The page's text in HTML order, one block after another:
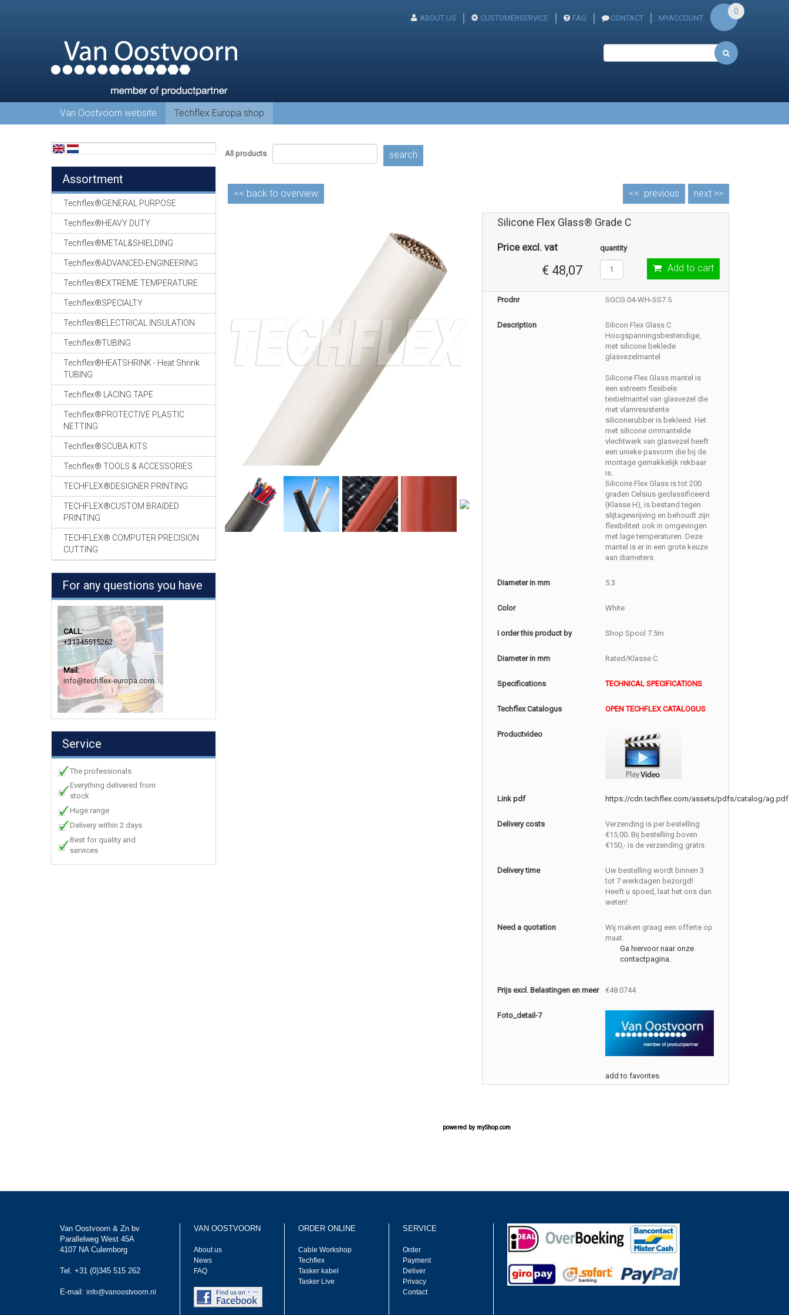
ABOUT US CUSTOMERSERVICE FAQ CONTACT MYACCOUNT
0
Van Oostvoorn website Techflex Europa shop
Assortment
Techflex®GENERAL PURPOSE
Techflex®HEAVY DUTY
Techflex®METAL&SHIELDING
Techflex®ADVANCED-ENGINEERING
Techflex®EXTREME TEMPERATURE
Techflex®SPECIALTY
Techflex®ELECTRICAL INSULATION
Techflex®TUBING
Techflex®HEATSHRINK - Heat Shrink
TUBING
Techflex® LACING TAPE
Techflex®PROTECTIVE PLASTIC
NETTING
Techflex®SCUBA KITS
Techflex® TOOLS & ACCESSORIES
TECHFLEX®DESIGNER PRINTING
TECHFLEX®CUSTOM BRAIDED
PRINTING
TECHFLEX® COMPUTER PRECISION
CUTTING
For any questions you have
CALL:
+31345515262
Mail:
info@techflex-europa.com
Service
The professionals
Everything delivered from
stock
Huge range
Delivery within 2 days
Best for quality and
services
All products search
<< back to overview next >>
<< previous
Silicone Flex Glass® Grade C
Price excl. vat
€ 48,07
quantity
Add to cart
Prodnr SGCG.04-WH-SS7.5
Description
Silicon Flex Glass C
Hoogspanningsbestendige,
met silicone beklede
glasvezelmantel
Silicone Flex Glass mantel is
een extreem flexibele
textielmantel van glasvezel die
met vlamresistente
siliconerubber is bekleed. Het
met silicone ommantelde
vlechtwerk van glasvezel heeft
een unieke pasvorm die bij de
montage gemakkelijk rekbaar
is.
Silicone Flex Glass is tot 200
graden Celsius geclassificeerd
(Klasse H), is bestand tegen
slijtagewrijving en behoudt zijn
flexibiliteit ook in omgevingen
met lage temperaturen. Deze
mantel is er in een grote keuze
aan diameters.
Diameter in mm 5.3
Color White
I order this product by Shop Spool 7.5m
Diameter in mm Rated/Klasse C
Specifications TECHNICAL SPECIFICATIONS
Techflex Catalogus OPEN TECHFLEX CATALOGUS
Productvideo
Link pdf https://cdn.techflex.com/assets/pdfs/catalog/ag.pdf
Delivery costs
Verzending is per bestelling
€15,00. Bij bestelling boven
€150,- is de verzending gratis.
Delivery time
Uw bestelling wordt binnen 3
tot 7 werkdagen bezorgd!
Heeft u spoed, laat het ons dan
weten!
Need a quotation
Wij maken graag een offerte op
maat.
Ga hiervoor naar onze
contactpagina.
Prijs excl. Belastingen en meer €48.0744
Foto_detail-7
add to favorites
powered by myShop.com
Van Oostvoorn & Zn bv
Parallelweg West 45A
4107 NA Culemborg
Tel. +31 (0)345 515 262
E-mail: info@vanoostvoorn.nl
VAN OOSTVOORN
About us
News
FAQ
ORDER ONLINE
Cable Workshop
Techflex
Tasker kabel
Tasker Live
SERVICE
Order
Payment
Deliver
Privacy
Contact